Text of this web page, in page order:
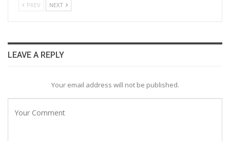
PREV NEXT
LEAVE A REPLY
Your email address will not be published.